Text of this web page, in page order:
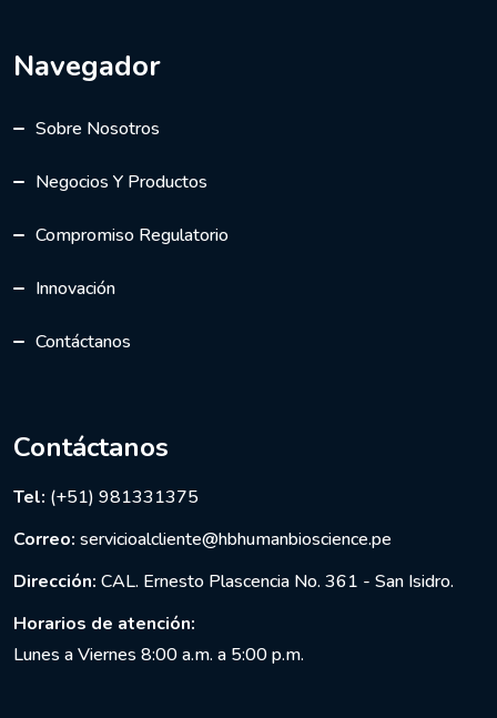
Navegador
Sobre Nosotros
Negocios Y Productos
Compromiso Regulatorio
Innovación
Contáctanos
Contáctanos
Tel: (+51) 981331375
Correo: servicioalcliente@hbhumanbioscience.pe
Dirección: CAL. Ernesto Plascencia No. 361 - San Isidro.
Horarios de atención:
Lunes a Viernes 8:00 a.m. a 5:00 p.m.